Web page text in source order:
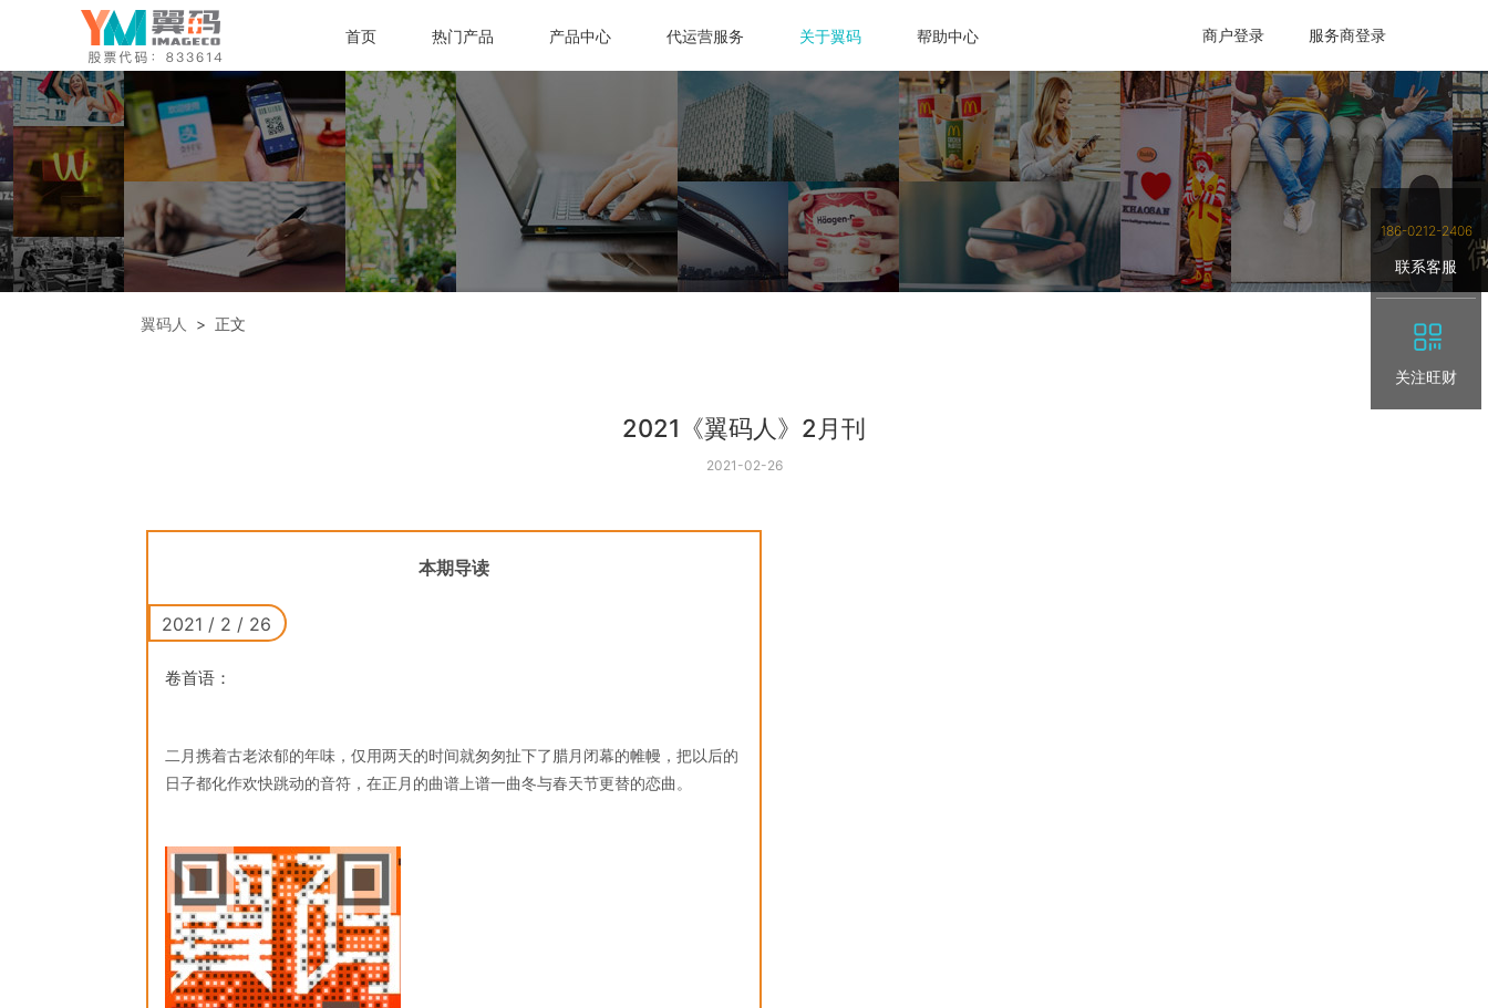
商户登录 服务商登录
首页 热门产品 产品中心 代运营服务 关于翼码 帮助中心
翼码人 > 正文
2021《翼码人》2月刊
2021-02-26
本期导读
2021 / 2 / 26
卷首语：
二月携着古老浓郁的年味，仅用两天的时间就匆匆扯下了腊月闭幕的帷幔，把以后的
日子都化作欢快跳动的音符，在正月的曲谱上谱一曲冬与春天节更替的恋曲。
186-0212-2406
联系客服
关注旺财